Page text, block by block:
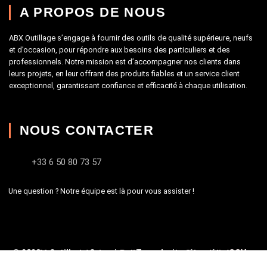
A PROPOS DE NOUS
ABX Outillage s’engage à fournir des outils de qualité supérieure, neufs
et d’occasion, pour répondre aux besoins des particuliers et des
professionnels. Notre mission est d’accompagner nos clients dans
leurs projets, en leur offrant des produits fiables et un service client
exceptionnel, garantissant confiance et efficacité à chaque utilisation.
NOUS CONTACTER
+33 6 50 80 73 57
Une question ? Notre équipe est là pour vous assister !
© 2020 – Outillage-Occasion – Tous droits réservés –CGV
–Mentions Légales–Politique de confidentialité